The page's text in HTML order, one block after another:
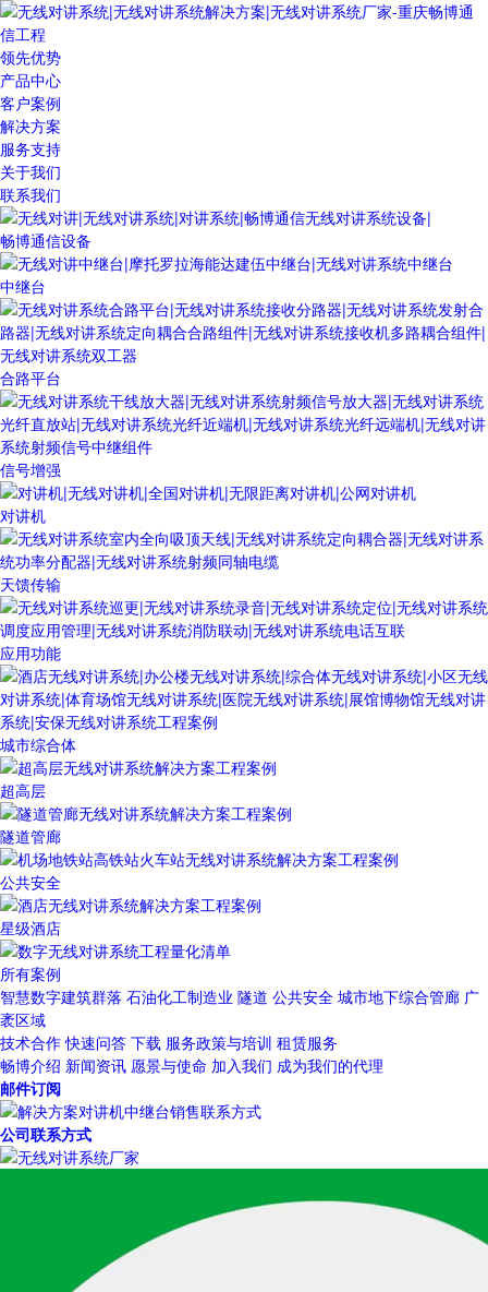
领先优势
产品中心
客户案例
解决方案
服务支持
关于我们
联系我们
畅博通信设备
中继台
合路平台
信号增强
对讲机
天馈传输
应用功能
城市综合体
超高层
隧道管廊
公共安全
星级酒店
所有案例
智慧数字建筑群落 石油化工制造业 隧道 公共安全 城市地下综合管廊 广
袤区域
技术合作 快速问答 下载 服务政策与培训 租赁服务
畅博介绍 新闻资讯 愿景与使命 加入我们 成为我们的代理
邮件订阅
公司联系方式